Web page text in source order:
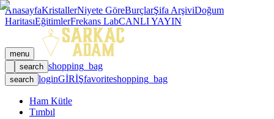
AnasayfaKristallerNiyete GöreBurçlarŞifa ArşiviDoğum
HaritasıEğitimlerFrekans LabCANLI YAYIN
menu
search shopping_bag
search loginGİRİŞfavoriteshopping_bag
Ham Kütle
Tımbıl